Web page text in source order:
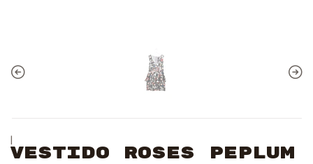
|
Vestido Roses Peplum